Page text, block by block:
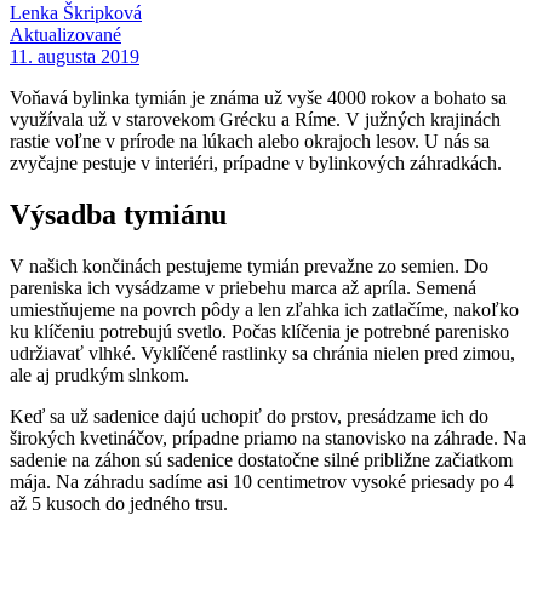
Lenka Škripková
Aktualizované
11. augusta 2019
Voňavá bylinka tymián je známa už vyše 4000 rokov a bohato sa
využívala už v starovekom Grécku a Ríme. V južných krajinách
rastie voľne v prírode na lúkach alebo okrajoch lesov. U nás sa
zvyčajne pestuje v interiéri, prípadne v bylinkových záhradkách.
Výsadba tymiánu
V našich končinách pestujeme tymián prevažne zo semien. Do
pareniska ich vysádzame v priebehu marca až apríla. Semená
umiestňujeme na povrch pôdy a len zľahka ich zatlačíme, nakoľko
ku klíčeniu potrebujú svetlo. Počas klíčenia je potrebné parenisko
udržiavať vlhké. Vyklíčené rastlinky sa chránia nielen pred zimou,
ale aj prudkým slnkom.
Keď sa už sadenice dajú uchopiť do prstov, presádzame ich do
širokých kvetináčov, prípadne priamo na stanovisko na záhrade. Na
sadenie na záhon sú sadenice dostatočne silné približne začiatkom
mája. Na záhradu sadíme asi 10 centimetrov vysoké priesady po 4
až 5 kusoch do jedného trsu.